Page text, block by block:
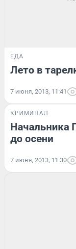
ЕДА
Лето в
7 июня, 2013, 11:41
КРИМИНАЛ
Начальника
до осени
7 июня, 2013, 11:30